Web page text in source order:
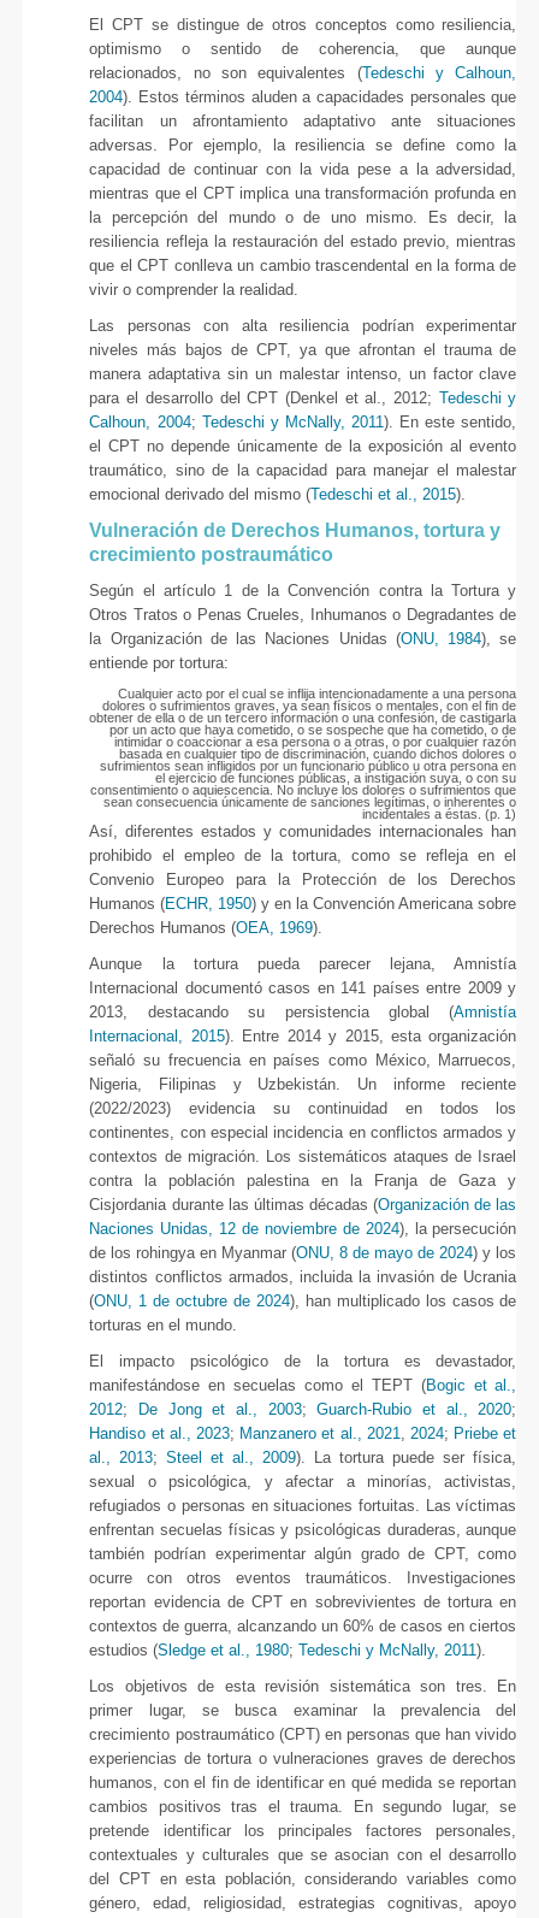
El CPT se distingue de otros conceptos como resiliencia,
optimismo o sentido de coherencia, que aunque
relacionados, no son equivalentes (Tedeschi y Calhoun,
2004). Estos términos aluden a capacidades personales que
facilitan un afrontamiento adaptativo ante situaciones
adversas. Por ejemplo, la resiliencia se define como la
capacidad de continuar con la vida pese a la adversidad,
mientras que el CPT implica una transformación profunda en
la percepción del mundo o de uno mismo. Es decir, la
resiliencia refleja la restauración del estado previo, mientras
que el CPT conlleva un cambio trascendental en la forma de
vivir o comprender la realidad.
Las personas con alta resiliencia podrían experimentar
niveles más bajos de CPT, ya que afrontan el trauma de
manera adaptativa sin un malestar intenso, un factor clave
para el desarrollo del CPT (Denkel et al., 2012; Tedeschi y
Calhoun, 2004; Tedeschi y McNally, 2011). En este sentido,
el CPT no depende únicamente de la exposición al evento
traumático, sino de la capacidad para manejar el malestar
emocional derivado del mismo (Tedeschi et al., 2015).
Vulneración de Derechos Humanos, tortura y
crecimiento postraumático
Según el artículo 1 de la Convención contra la Tortura y
Otros Tratos o Penas Crueles, Inhumanos o Degradantes de
la Organización de las Naciones Unidas (ONU, 1984), se
entiende por tortura:
Cualquier acto por el cual se inflija intencionadamente a una persona
dolores o sufrimientos graves, ya sean físicos o mentales, con el fin de
obtener de ella o de un tercero información o una confesión, de castigarla
por un acto que haya cometido, o se sospeche que ha cometido, o de
intimidar o coaccionar a esa persona o a otras, o por cualquier razón
basada en cualquier tipo de discriminación, cuando dichos dolores o
sufrimientos sean infligidos por un funcionario público u otra persona en
el ejercicio de funciones públicas, a instigación suya, o con su
consentimiento o aquiescencia. No incluye los dolores o sufrimientos que
sean consecuencia únicamente de sanciones legítimas, o inherentes o
incidentales a éstas. (p. 1)
Así, diferentes estados y comunidades internacionales han
prohibido el empleo de la tortura, como se refleja en el
Convenio Europeo para la Protección de los Derechos
Humanos (ECHR, 1950) y en la Convención Americana sobre
Derechos Humanos (OEA, 1969).
Aunque la tortura pueda parecer lejana, Amnistía
Internacional documentó casos en 141 países entre 2009 y
2013, destacando su persistencia global (Amnistía
Internacional, 2015). Entre 2014 y 2015, esta organización
señaló su frecuencia en países como México, Marruecos,
Nigeria, Filipinas y Uzbekistán. Un informe reciente
(2022/2023) evidencia su continuidad en todos los
continentes, con especial incidencia en conflictos armados y
contextos de migración. Los sistemáticos ataques de Israel
contra la población palestina en la Franja de Gaza y
Cisjordania durante las últimas décadas (Organización de las
Naciones Unidas, 12 de noviembre de 2024), la persecución
de los rohingya en Myanmar (ONU, 8 de mayo de 2024) y los
distintos conflictos armados, incluida la invasión de Ucrania
(ONU, 1 de octubre de 2024), han multiplicado los casos de
torturas en el mundo.
El impacto psicológico de la tortura es devastador,
manifestándose en secuelas como el TEPT (Bogic et al.,
2012; De Jong et al., 2003;Guarch-Rubio et al., 2020;
Handiso et al., 2023; Manzanero et al., 2021 2024; Priebe et
al., 2013;Steel et al., 2009). La tortura puede ser física,
sexual o psicológica, y afectar a minorías, activistas,
refugiados o personas en situaciones fortuitas. Las víctimas
enfrentan secuelas físicas y psicológicas duraderas, aunque
también podrían experimentar algún grado de CPT, como
ocurre con otros eventos traumáticos. Investigaciones
reportan evidencia de CPT en sobrevivientes de tortura en
contextos de guerra, alcanzando un 60% de casos en ciertos
estudios (Sledge et al., 1980;Tedeschi y McNally, 2011).
Los objetivos de esta revisión sistemática son tres. En
primer lugar, se busca examinar la prevalencia del
crecimiento postraumático (CPT) en personas que han vivido
experiencias de tortura o vulneraciones graves de derechos
humanos, con el fin de identificar en qué medida se reportan
cambios positivos tras el trauma. En segundo lugar, se
pretende identificar los principales factores personales,
contextuales y culturales que se asocian con el desarrollo
del CPT en esta población, considerando variables como
género, edad, religiosidad, estrategias cognitivas, apoyo